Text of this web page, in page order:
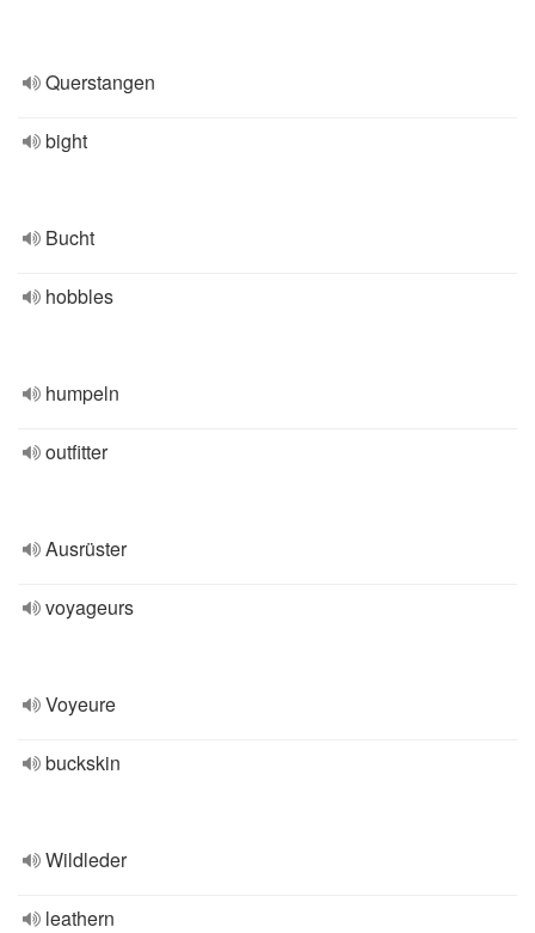
Querstangen
bight
Bucht
hobbles
humpeln
outfitter
Ausrüster
voyageurs
Voyeure
buckskin
Wildleder
leathern